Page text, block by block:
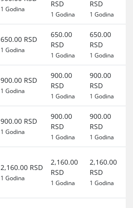
1 Godina
RSD
1 Godina
RSD
1 Godina
650.00 RSD
1 Godina
650.00
RSD
1 Godina
650.00
RSD
1 Godina
900.00 RSD
1 Godina
900.00
RSD
1 Godina
900.00
RSD
1 Godina
900.00 RSD
1 Godina
900.00
RSD
1 Godina
900.00
RSD
1 Godina
2,160.00 RSD
1 Godina
2,160.00
RSD
1 Godina
2,160.00
RSD
1 Godina